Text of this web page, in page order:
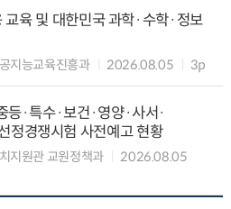
육 및 대한민국 과학·수학·정보
지능교육진흥과 2026.08.05 3p
·특수·보건·영양·사서·
정경쟁시험 사전예고 현황
지원관 교원정책과
2026.08.05